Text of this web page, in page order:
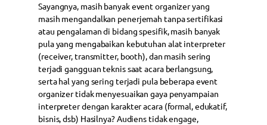
Sayangnya, masih banyak event organizer yang
masih mengandalkan penerjemah tanpa sertifikasi
atau pengalaman di bidang spesifik, masih banyak
pula yang mengabaikan kebutuhan alat interpreter
(receiver, transmitter, booth), dan masih sering
terjadi gangguan teknis saat acara berlangsung,
serta hal yang sering terjadi pula beberapa event
organizer tidak menyesuaikan gaya penyampaian
interpreter dengan karakter acara (formal, edukatif,
bisnis, dsb) Hasilnya? Audiens tidak engage,